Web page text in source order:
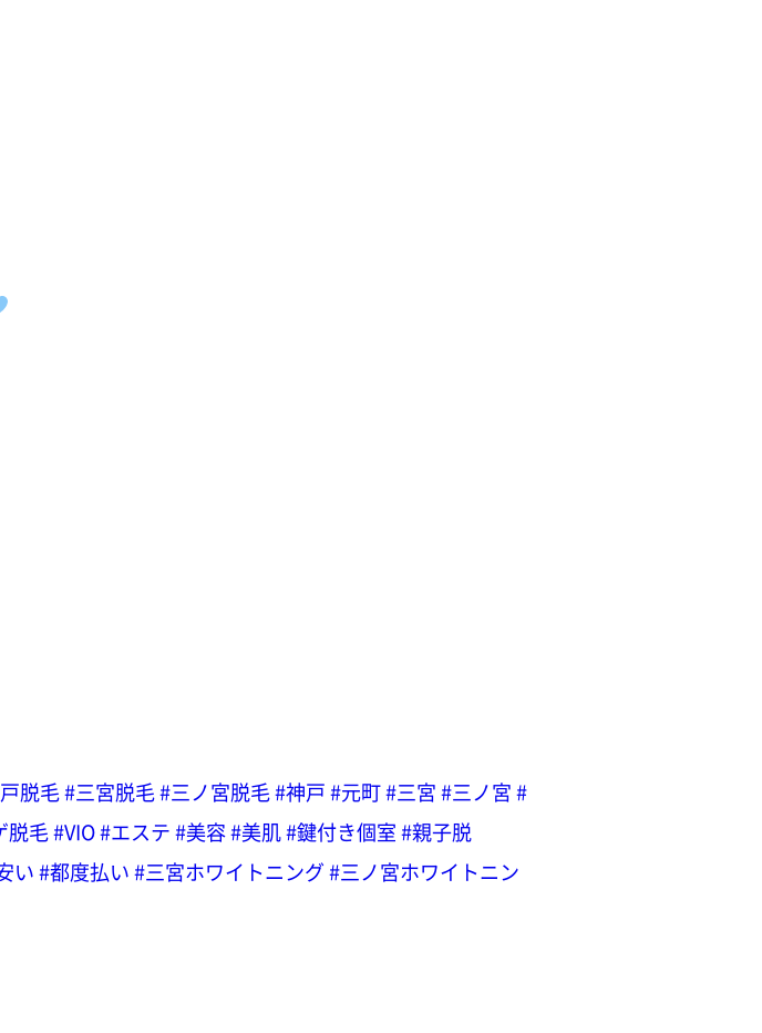
脱毛#三宮脱毛#三ノ宮脱毛#神戸#元町#三宮#三ノ宮#
脱毛#VIO#エステ#美容#美肌#鍵付き個室#親子脱
い#都度払い#三宮ホワイトニング#三ノ宮ホワイトニン